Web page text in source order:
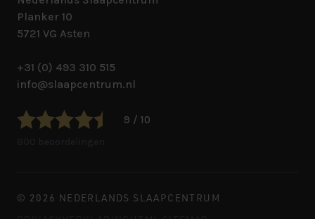
Planker 10
5721 VG Asten
+31 (0) 493 310 515
info@slaapcentrum.nl
9 / 10
© 2026 NEDERLANDS SLAAPCENTRUM